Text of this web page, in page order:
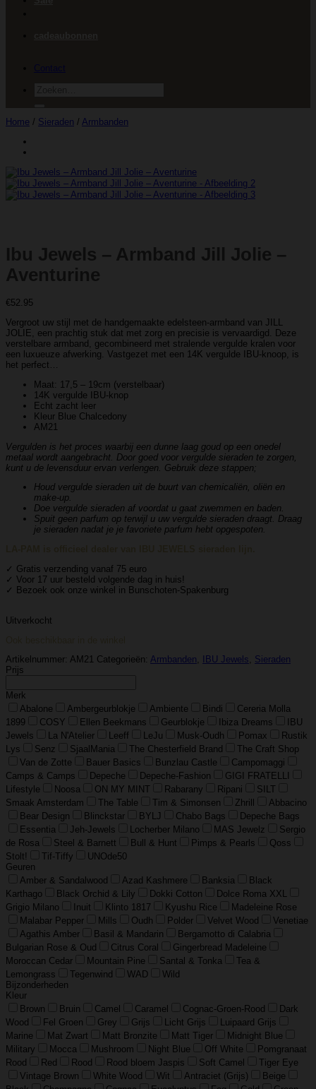
Home / Sieraden / Armbanden
Ibu Jewels – Armband Jill Jolie –
Aventurine
€52.95
Vergroot uw stijl met de handgemaakte edelsteen-armband van JILL
JOLIE, een prachtig stuk dat met zorg en precisie is vervaardigd. Deze
verstelbare armband, gecombineerd met stralende vergulde kralen voor
een luxueuze afwerking. Vastgezet met een 14K vergulde IBU-knoop, is
het perfect…
Maat: 17,5 – 19cm (verstelbaar)
14K vergulde IBU-knop
Echt zacht leer
Kleur Blue Chalcedony
AM21
Vergulden is het proces waarbij een dunne laag goud op een onedel
metaal wordt aangebracht. Door goed voor vergulde sieraden te zorgen,
kunt u de levensduur ervan verlengen. Gebruik deze stappen;
Houd vergulde sieraden uit de buurt van chemicaliën, oliën en
make-up.
Doe vergulde sieraden af ​​voordat u gaat zwemmen en baden.
Spuit geen parfum op terwijl u uw vergulde sieraden draagt. Draag
je sieraden nadat je je favoriete parfum hebt opgespoten.
✓ Gratis verzending vanaf 75 euro
✓ Voor 17 uur besteld volgende dag in huis!
✓ Bezoek ook onze winkel in Bunschoten-Spakenburg
Uitverkocht
Artikelnummer: AM21 Categorieën: Armbanden, IBU Jewels, Sieraden
Prijs
Merk
Abalone
Ambergeurblokje Ambiente Bindi
Cereria Molla
1899
COSY Ellen Beekmans Geurblokje Ibiza Dreams
IBU
Jewels
La N'Atelier Leeff LeJu Musk-Oudh Pomax
Rustik
Lys
Senz SjaalMania The Chesterfield Brand
The Craft Shop
Van de Zotte
Bauer Basics Bunzlau Castle
Campomaggi
Camps & Camps
Depeche Depeche-Fashion
GIGI FRATELLI
Lifestyle
Noosa ON MY MINT Rabarany Ripani
SILT
Smaak Amsterdam
The Table Tim & Simonsen Zhrill
Abbacino
Bear Design
Blinckstar BYLJ Chabo Bags
Depeche Bags
Essentia
Jeh-Jewels Locherber Milano MAS Jewelz
Sergio
de Rosa
Steel & Barnett Bull & Hunt Pimps & Pearls
Qoss
Stolt!
Tif-Tiffy
UNOde50
Geuren
Amber & Sandalwood
Azad Kashmere Banksia
Black
Karthago
Black Orchid & Lily Dokki Cotton
Dolce Roma XXL
Grigio Milano
Inuit Klinto 1817 Kyushu Rice
Madeleine Rose
Malabar Pepper
Mills Oudh Polder Velvet Wood
Venetiae
Agathis Amber
Basil & Mandarin
Bergamotto di Calabria
Bulgarian Rose & Oud
Citrus Coral
Gingerbread Madeleine
Moroccan Cedar
Mountain Pine Santal & Tonka
Tea &
Lemongrass
Tegenwind WAD
Wild
Bijzonderheden
Kleur
Brown
Bruin Camel Caramel Cognac-Groen-Rood
Dark
Wood
Fel Groen Grey Grijs Licht Grijs
Luipaard Grijs
Marine
Mat Zwart Matt Bronzite Matt Tiger
Midnight Blue
Military
Mocca Mushroom Night Blue Off White
Pomgranaat
Rood
Red Rood Rood bloem Jaspis Soft Camel
Tiger Eye
Vintage Brown
White Wood Wit Antraciet (Grijs)
Beige